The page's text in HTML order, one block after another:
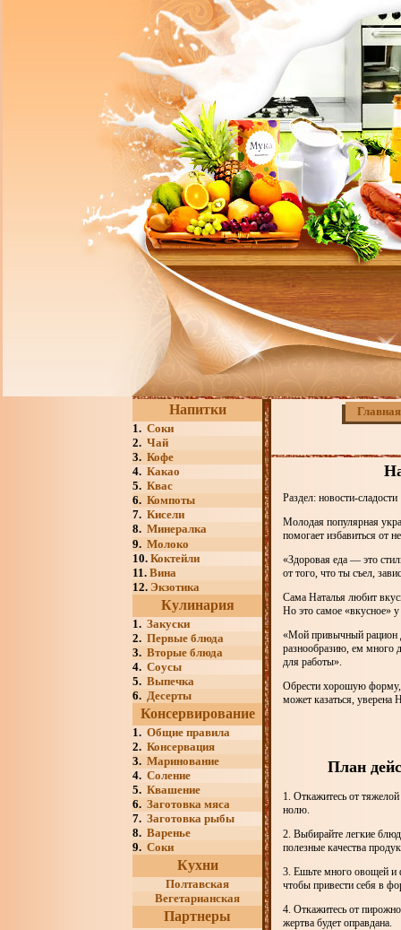
Напитки
1. Соки
2. Чай
3. Кофе
4. Какао
5. Квас
6. Компоты
7. Кисели
8. Минералка
9. Молоко
10. Коктейли
11. Вина
12. Экзотика
Кулинария
1. Закуски
2. Первые блюда
3. Вторые блюда
4. Соусы
5. Выпечка
6. Десерты
Консервирование
1. Общие правила
2. Консервация
3. Маринование
4. Соление
5. Квашение
6. Заготовка мяса
7. Заготовка рыбы
8. Варенье
9. Соки
Кухни
Полтавская
Вегетарианская
Партнеры
Главная
Раздел: новости-сладости
Молодая популярная
помогает избавиться от
«Здоровая еда — это
от того, что ты съел,
Сама Наталья любит
Но это самое «вкусное»
«Мой привычный рацион
разнообразию, ем много
для работы».
Обрести хорошую форму,
может казаться,
План
1. Откажитесь от
нолю.
2. Выбирайте легкие
полезные качества
3. Ешьте много овощей и
чтобы привести себя в
4. Откажитесь от
жертва будет оправдана.